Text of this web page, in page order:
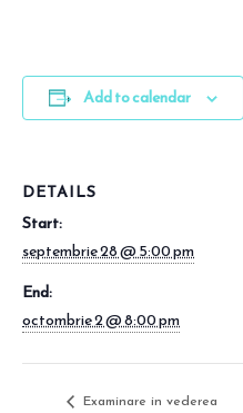
Add to calendar
DETAILS
Start:
septembrie 28 @ 5:00 pm
End:
octombrie 2 @ 8:00 pm
Examinare in vederea